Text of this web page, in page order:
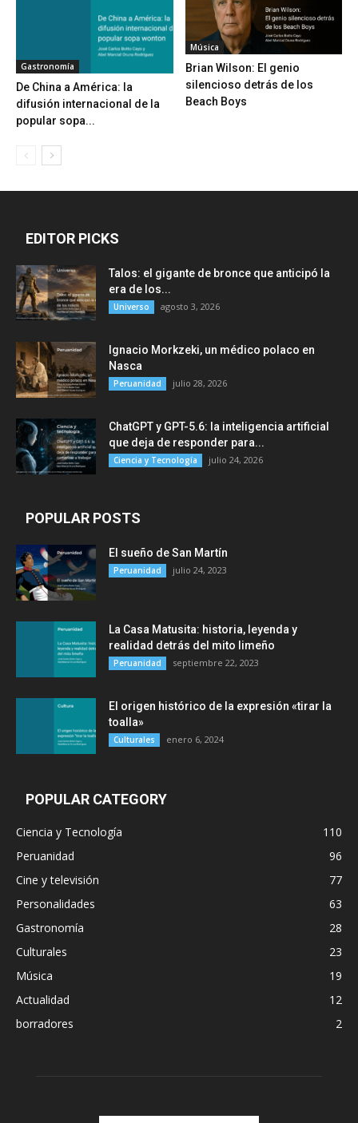
Gastronomía
De China a América: la
difusión internacional de la
popular sopa...
Música
Brian Wilson: El genio
silencioso detrás de los
Beach Boys
EDITOR PICKS
Talos: el gigante de bronce que anticipó la
era de los...
Universo agosto 3, 2026
Ignacio Morkzeki, un médico polaco en
Nasca
Peruanidad julio 28, 2026
ChatGPT y GPT-5.6: la inteligencia artificial
que deja de responder para...
Ciencia y Tecnología julio 24, 2026
POPULAR POSTS
El sueño de San Martín
Peruanidad julio 24, 2023
La Casa Matusita: historia, leyenda y
realidad detrás del mito limeño
Peruanidad septiembre 22, 2023
El origen histórico de la expresión «tirar la
toalla»
Culturales enero 6, 2024
POPULAR CATEGORY
Ciencia y Tecnología
110
Peruanidad
96
Cine y televisión
77
Personalidades
63
Gastronomía
28
Culturales
23
Música
19
Actualidad
12
borradores
2